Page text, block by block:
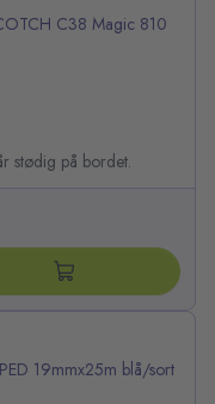
C38 Magic 810
stødig på bordet.
19mmx25m blå/sort